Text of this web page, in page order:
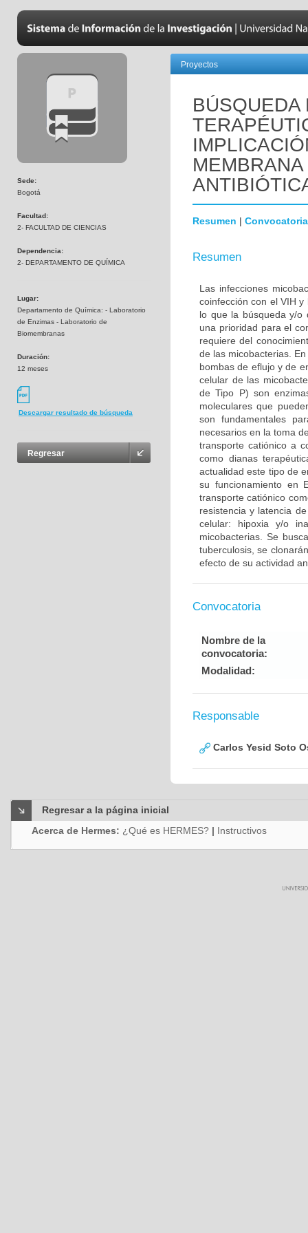
Sede:
Bogotá
Facultad:
2- FACULTAD DE CIENCIAS
Dependencia:
2- DEPARTAMENTO DE QUÍMICA
Lugar:
Departamento de Química: - Laboratorio
de Enzimas - Laboratorio de
Biomembranas
Duración:
12 meses
Descargar resultado de búsqueda
Regresar
Proyectos
BÚSQUEDA
Resumen | Convocatoria
Resumen
Las infecciones
coinfección con el VIH
lo que la búsqueda y/o
una prioridad para el
requiere del
de las micobacterias.
bombas de eflujo y de
celular de las
de Tipo P) son
moleculares que
son fundamentales
necesarios en la toma
transporte catiónico a
como dianas
actualidad este tipo de
su funcionamiento en
transporte catiónico
resistencia y latencia
celular: hipoxia y/o
micobacterias. Se
tuberculosis, se
efecto de su actividad
Convocatoria
Nombre de la
convocatoria:
Modalidad:
Responsable
Carlos Yesid Soto
Regresar a la página inicial
Acerca de Hermes: ¿Qué es HERMES? | Instructivos